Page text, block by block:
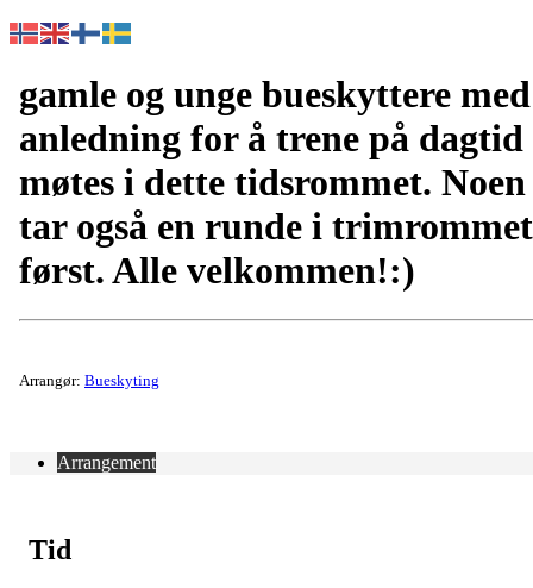
gamle og unge bueskyttere med
anledning for å trene på dagtid
møtes i dette tidsrommet. Noen
tar også en runde i trimrommet
først. Alle velkommen!:)
Arrangør: Bueskyting
Arrangement
Tid